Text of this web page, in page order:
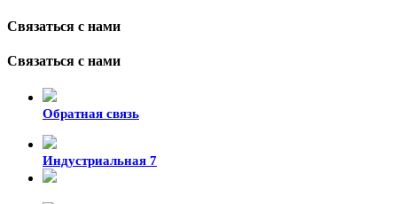
Связаться с нами
Связаться с нами
Обратная связь
Индустриальная 7